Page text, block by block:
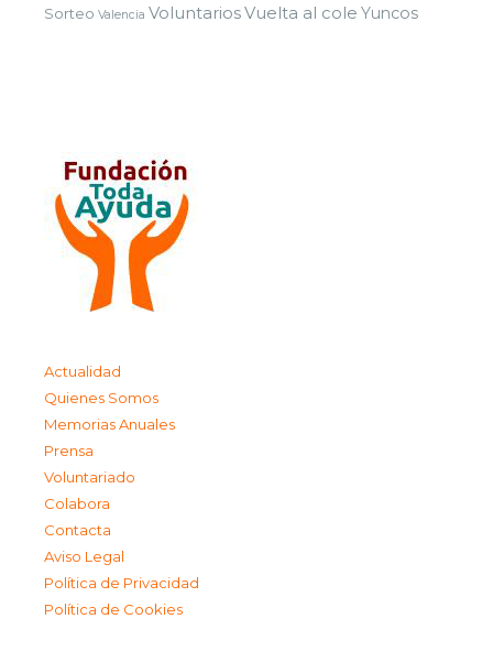
Sorteo Valencia VoluntariosVuelta al cole Yuncos
Actualidad
Quienes Somos
Memorias Anuales
Prensa
Voluntariado
Colabora
Contacta
Aviso Legal
Política de Privacidad
Política de Cookies